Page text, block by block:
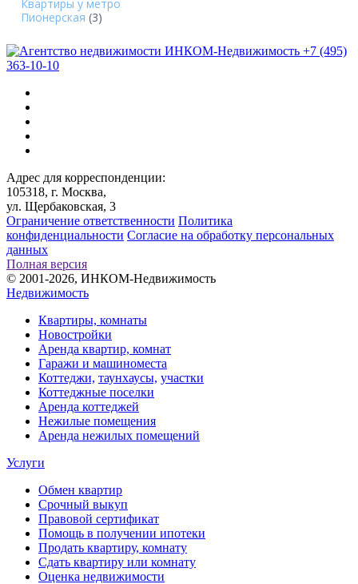
Квартиры у метро
Пионерская (3)
+7 (495)
363-10-10
Адрес для корреспонденции:
105318, г. Москва,
ул. Щербаковская, 3
Ограничение ответственности Политика
конфиденциальности Согласие на обработку персональных
данных
Полная версия
© 2001-2026, ИНКОМ-Недвижимость
Недвижимость
Квартиры, комнаты
Новостройки
Аренда квартир, комнат
Гаражи и машиноместа
Коттеджи, таунхаусы, участки
Коттеджные поселки
Аренда коттеджей
Нежилые помещения
Аренда нежилых помещений
Услуги
Обмен квартир
Срочный выкуп
Правовой сертификат
Помощь в получении ипотеки
Продать квартиру, комнату
Сдать квартиру или комнату
Оценка недвижимости